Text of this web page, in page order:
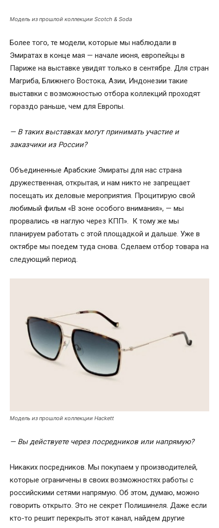
Модель из прошлой коллекции Scotch & Soda
Более того, те модели, которые мы наблюдали в
Эмиратах в конце мая — начале июня, европейцы в
Париже на выставке увидят только в сентябре. Для стран
Магриба, Ближнего Востока, Азии, Индонезии такие
выставки с возможностью отбора коллекций проходят
гораздо раньше, чем для Европы.
— В таких выставках могут принимать участие и
заказчики из России?
Объединенные Арабские Эмираты для нас страна
дружественная, открытая, и нам никто не запрещает
посещать их деловые мероприятия. Процитирую свой
любимый фильм «В зоне особого внимания», — мы
прорвались «в наглую через КПП». К тому же мы
планируем работать с этой площадкой и дальше. Уже в
октябре мы поедем туда снова. Сделаем отбор товара на
следующий период.
Модель из прошлой коллекции Hackett
— Вы действуете через посредников или напрямую?
Никаких посредников. Мы покупаем у производителей,
которые ограничены в своих возможностях работы с
российскими сетями напрямую. Об этом, думаю, можно
говорить открыто. Это не секрет Полишинеля. Даже если
кто-то решит перекрыть этот канал, найдем другие